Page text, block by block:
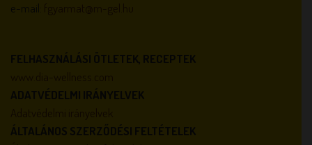
e-mail:
FELHASZNÁLÁSI ÖTLETEK, RECEPTEK
ADATVÉDELMI IRÁNYELVEK
ÁLTALÁNOS SZERZŐDÉSI FELTÉTELEK